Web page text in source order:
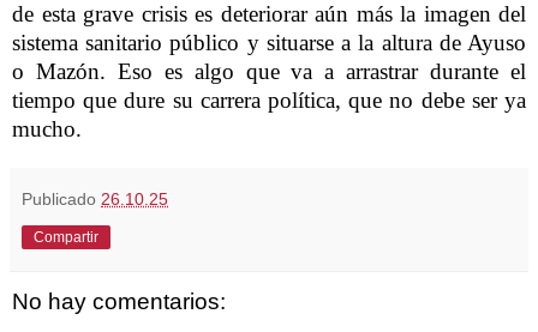
de esta grave crisis es deteriorar aún más la imagen del
sistema sanitario público y situarse a la altura de Ayuso
o Mazón. Eso es algo que va a arrastrar durante el
tiempo que dure su carrera política, que no debe ser ya
mucho.
Publicado 26.10.25
Compartir
No hay comentarios: